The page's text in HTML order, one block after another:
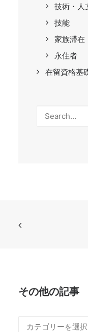
技術・人
技能
家族滞在
永住者
在留資格基
その他の記事